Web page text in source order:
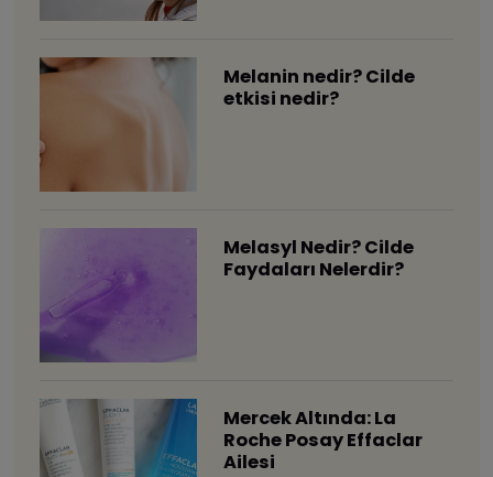
Melanin nedir? Cilde
etkisi nedir?
Melasyl Nedir? Cilde
Faydaları Nelerdir?
Mercek Altında: La
Roche Posay Effaclar
Ailesi